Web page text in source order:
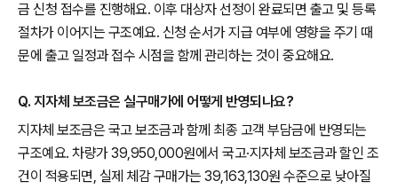
금 신청 접수를 진행해요. 이후 대상자 선정이 완료되면 출고 및 등록
절차가 이어지는 구조예요. 신청 순서가 지급 여부에 영향을 주기 때
문에 출고 일정과 접수 시점을 함께 관리하는 것이 중요해요.
Q. 지자체 보조금은 실구매가에 어떻게 반영되나요?
지자체 보조금은 국고 보조금과 함께 최종 고객 부담금에 반영되는
구조예요. 차량가 39,950,000원에서 국고·지자체 보조금과 할인 조
건이 적용되면, 실제 체감 구매가는 39,163,130원 수준으로 낮아질